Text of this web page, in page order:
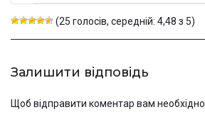
(25 голосів, середній: 4,48 з 5)
Залишити відповідь
Щоб відправити коментар вам необхідно